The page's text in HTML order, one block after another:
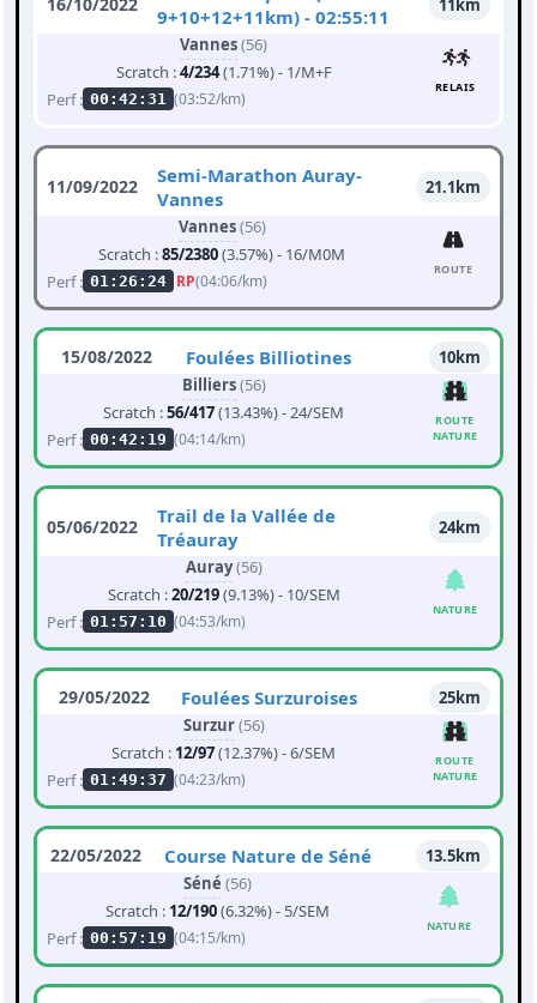
9+10+12+11km) - 02:55:11
11km
Vannes(56)
Scratch :4/234(1.71%) - 1/M+F
Perf : 00:42:31 (03:52/km)
RELAIS
11/09/2022
Semi-Marathon Auray-
Vannes
21.1km
Vannes(56)
Scratch :85/2380(3.57%) - 16/M0M
Perf : 01:26:24 RP(04:06/km)
ROUTE
15/08/2022 Foulées Billiotines
10km
Billiers(56)
Scratch :56/417(13.43%) - 24/SEM
Perf : 00:42:19 (04:14/km)
ROUTE
NATURE
05/06/2022
Trail de la Vallée de
Tréauray
24km
Auray(56)
Scratch :20/219(9.13%) - 10/SEM
Perf : 01:57:10 (04:53/km)
NATURE
29/05/2022 Foulées Surzuroises
25km
Surzur(56)
Scratch : 12/97(12.37%) - 6/SEM
Perf : 01:49:37 (04:23/km)
ROUTE
NATURE
22/05/2022 Course Nature de Séné
13.5km
Séné (56)
Scratch : 12/190(6.32%) - 5/SEM
Perf : 00:57:19 (04:15/km)
NATURE